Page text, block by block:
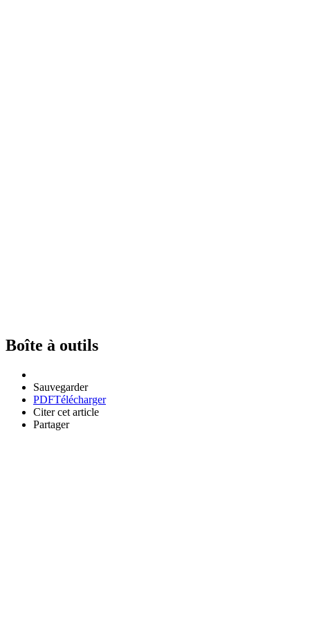
Boîte à outils
Sauvegarder
PDFTélécharger
Citer cet article
Partager